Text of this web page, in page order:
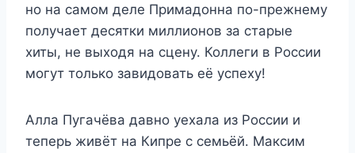
но на самом деле Примадонна по-прежнему
получает десятки миллионов за старые
хиты, не выходя на сцену. Коллеги в России
могут только завидовать её успеху!
Алла Пугачёва давно уехала из России и
теперь живёт на Кипре с семьёй. Максим